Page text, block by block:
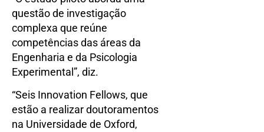
questão de investigação
complexa que reúne
competências das áreas da
Engenharia e da Psicologia
Experimental”, diz.
“Seis Innovation Fellows, que
estão a realizar doutoramentos
na Universidade de Oxford,